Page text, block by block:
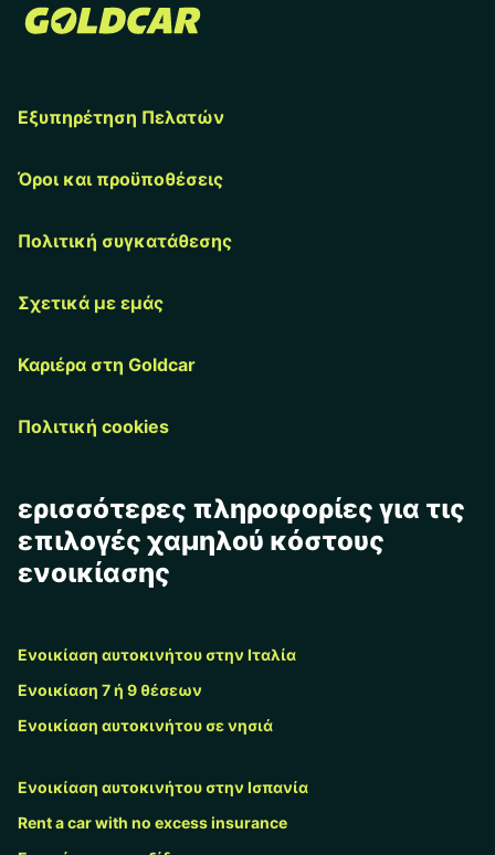
Εξυπηρέτηση Πελατών
Όροι και προϋποθέσεις
Πολιτική συγκατάθεσης
Σχετικά με εμάς
Καριέρα στη Goldcar
Πολιτική cookies
ερισσότερες πληροφορίες για τις
επιλογές χαμηλού κόστους
ενοικίασης
Ενοικίαση αυτοκινήτου στην Ιταλία
Ενοικίαση 7 ή 9 θέσεων
Ενοικίαση αυτοκινήτου σε νησιά
Ενοικίαση αυτοκινήτου στην Ισπανία
Rent a car with no excess insurance